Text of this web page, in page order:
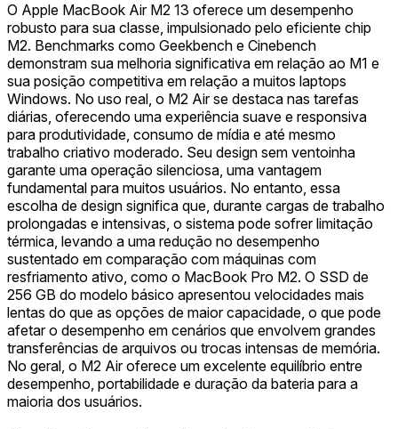
O Apple MacBook Air M2 13 oferece um desempenho
robusto para sua classe, impulsionado pelo eficiente chip
M2. Benchmarks como Geekbench e Cinebench
demonstram sua melhoria significativa em relação ao M1 e
sua posição competitiva em relação a muitos laptops
Windows. No uso real, o M2 Air se destaca nas tarefas
diárias, oferecendo uma experiência suave e responsiva
para produtividade, consumo de mídia e até mesmo
trabalho criativo moderado. Seu design sem ventoinha
garante uma operação silenciosa, uma vantagem
fundamental para muitos usuários. No entanto, essa
escolha de design significa que, durante cargas de trabalho
prolongadas e intensivas, o sistema pode sofrer limitação
térmica, levando a uma redução no desempenho
sustentado em comparação com máquinas com
resfriamento ativo, como o MacBook Pro M2. O SSD de
256 GB do modelo básico apresentou velocidades mais
lentas do que as opções de maior capacidade, o que pode
afetar o desempenho em cenários que envolvem grandes
transferências de arquivos ou trocas intensas de memória.
No geral, o M2 Air oferece um excelente equilíbrio entre
desempenho, portabilidade e duração da bateria para a
maioria dos usuários.